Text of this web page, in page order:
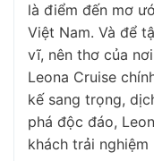
là điểm đến mơ
Việt Nam. Và để
vĩ, nên thơ của
Leona Cruise
kế sang trọng,
phá độc đáo,
khách trải